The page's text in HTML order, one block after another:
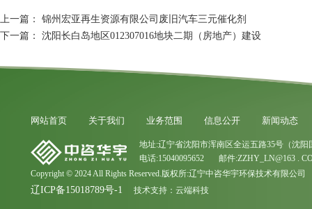
上一篇： 锦州宏亚再生资源有限公司废旧汽车三元催化剂
下一篇： 沈阳长白岛地区012307016地块二期（房地产）建设
网站首页 关于我们 业务范围 信息公开 新闻动态
地址:辽宁省沈阳市浑南区全运五路35号（沈阳
电话:15040095652 邮件:ZZHY_LN@163 .
Copyright © 2024 All Rights Reserved.版权所:辽宁中咨华宇环保技术有限公司
辽ICP备15018789号-1 技术支持： 云端科技